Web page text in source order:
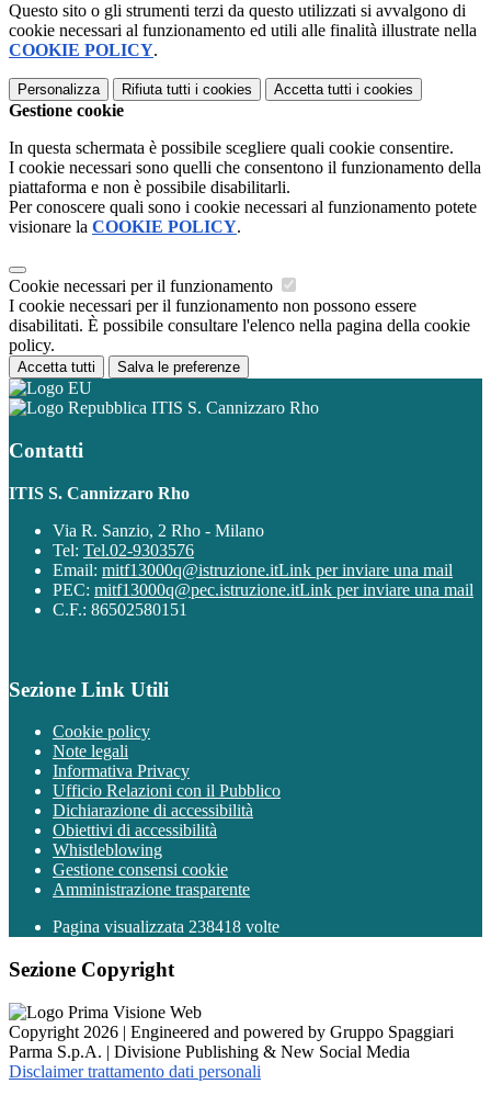
Questo sito o gli strumenti terzi da questo utilizzati si avvalgono di
cookie necessari al funzionamento ed utili alle finalità illustrate nella
COOKIE POLICY.
Personalizza Rifiuta tutti i cookies Accetta tutti i cookies
Gestione cookie
In questa schermata è possibile scegliere quali cookie consentire.
I cookie necessari sono quelli che consentono il funzionamento della
piattaforma e non è possibile disabilitarli.
Per conoscere quali sono i cookie necessari al funzionamento potete
visionare la COOKIE POLICY.
Cookie necessari per il funzionamento
I cookie necessari per il funzionamento non possono essere
disabilitati. È possibile consultare l'elenco nella pagina della cookie
policy.
Accetta tutti Salva le preferenze
ITIS S. Cannizzaro Rho
Contatti
ITIS S. Cannizzaro Rho
Via R. Sanzio, 2 Rho - Milano
Tel: Tel.02-9303576
Email: mitf13000q@istruzione.itLink per inviare una mail
PEC: mitf13000q@pec.istruzione.itLink per inviare una mail
C.F.: 86502580151
Sezione Link Utili
Cookie policy
Note legali
Informativa Privacy
Ufficio Relazioni con il Pubblico
Dichiarazione di accessibilità
Obiettivi di accessibilità
Whistleblowing
Gestione consensi cookie
Amministrazione trasparente
Pagina visualizzata 238418 volte
Sezione Copyright
Copyright 2026 | Engineered and powered by Gruppo Spaggiari
Parma S.p.A. | Divisione Publishing & New Social Media
Disclaimer trattamento dati personali